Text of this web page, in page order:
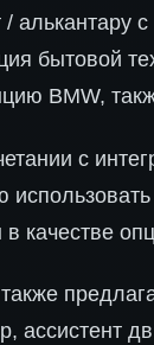
/ алькантару
бытовой
BMW,
с
в качестве
ассистент